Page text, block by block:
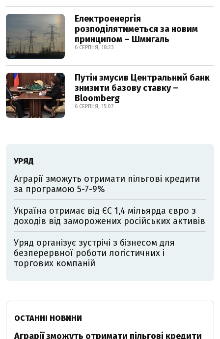
Електроенергія
розподілятиметься за новим
принципом – Шмигаль
6 СЕРПНЯ, 18:23
Путін змусив Центральний банк
знизити базову ставку –
Bloomberg
6 СЕРПНЯ, 15:07
УРЯД
Аграрії зможуть отримати пільгові кредити
за програмою 5-7-9%
Україна отримає від ЄС 1,4 мільярда євро з
доходів від заморожених російських активів
Уряд організує зустрічі з бізнесом для
безперервної роботи логістичних і
торгових компаній
ОСТАННІ НОВИНИ
Аграрії зможуть отримати пільгові кредити